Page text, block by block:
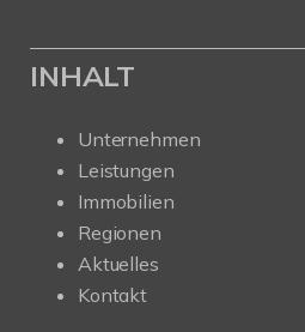
INHALT
Unternehmen
Leistungen
Immobilien
Regionen
Aktuelles
Kontakt